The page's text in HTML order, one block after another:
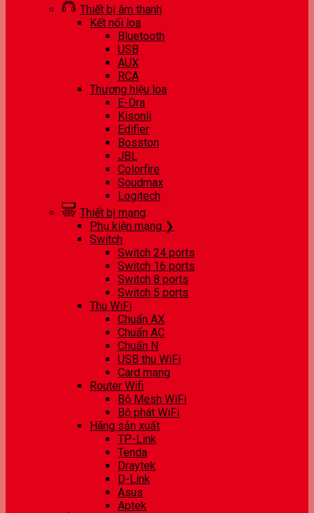
Thiết bị âm thanh
Kết nối loa
Bluetooth
USB
AUX
RCA
Thương hiệu loa
E-Dra
Kisonli
Edifier
Bosston
JBL
Colorfire
Soudmax
Logitech
Thiết bị mạng
Phụ kiện mạng ❯
Switch
Switch 24 ports
Switch 16 ports
Switch 8 ports
Switch 5 ports
Thu WiFi
Chuẩn AX
Chuẩn AC
Chuẩn N
USB thu WiFi
Card mạng
Router Wifi
Bộ Mesh WiFi
Bộ phát WiFi
Hãng sản xuất
TP-Link
Tenda
Draytek
D-Link
Asus
Aptek